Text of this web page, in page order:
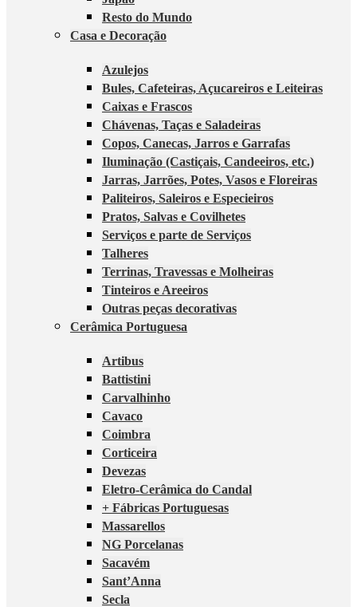
Resto do Mundo
Casa e Decoração
Azulejos
Bules, Cafeteiras, Açucareiros e Leiteiras
Caixas e Frascos
Chávenas, Taças e Saladeiras
Copos, Canecas, Jarros e Garrafas
Iluminação (Castiçais, Candeeiros, etc.)
Jarras, Jarrões, Potes, Vasos e Floreiras
Paliteiros, Saleiros e Especieiros
Pratos, Salvas e Covilhetes
Serviços e parte de Serviços
Talheres
Terrinas, Travessas e Molheiras
Tinteiros e Areeiros
Outras peças decorativas
Cerâmica Portuguesa
Artibus
Battistini
Carvalhinho
Cavaco
Coimbra
Corticeira
Devezas
Eletro-Cerâmica do Candal
+ Fábricas Portuguesas
Massarellos
NG Porcelanas
Sacavém
Sant’Anna
Secla